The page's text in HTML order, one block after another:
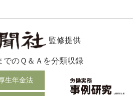
監修提供
のＱ＆Ａを分類収録
生年金法